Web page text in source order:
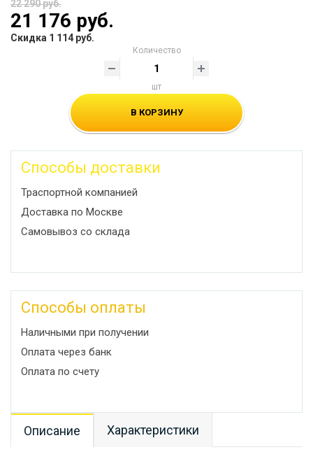
22 290 руб.
21 176 руб.
Скидка 1 114 руб.
Количество
шт
В КОРЗИНУ
Способы доставки
Траспортной компанией
Доставка по Москве
Самовывоз со склада
Способы оплаты
Наличными при получении
Оплата через банк
Оплата по счету
Описание Характеристики